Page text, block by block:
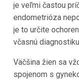
je veľmi častou
endometrióza
je to určite
včasnú
Väčšina žien sa
spojenom s